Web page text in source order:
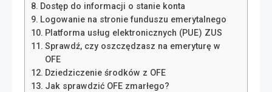
Dostęp do informacji o stanie konta
Logowanie na stronie funduszu emerytalnego
Platforma usług elektronicznych (PUE) ZUS
Sprawdź, czy oszczędzasz na emeryturę w
OFE
Dziedziczenie środków z OFE
Jak sprawdzić OFE zmarłego?